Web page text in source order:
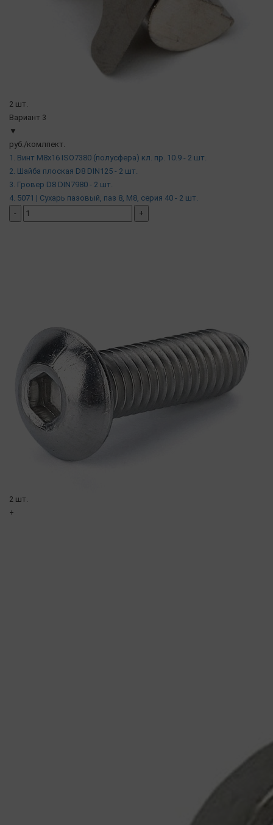
2 шт.
Вариант 3
▼
руб./комлпект.
1. Винт М8х16 ISO7380 (полусфера) кл. пр. 10.9 - 2 шт.
2. Шайба плоская D8 DIN125 - 2 шт.
3. Гровер D8 DIN7980 - 2 шт.
4. 5071 | Сухарь пазовый, паз 8, М8, серия 40 - 2 шт.
-
+
2 шт.
+